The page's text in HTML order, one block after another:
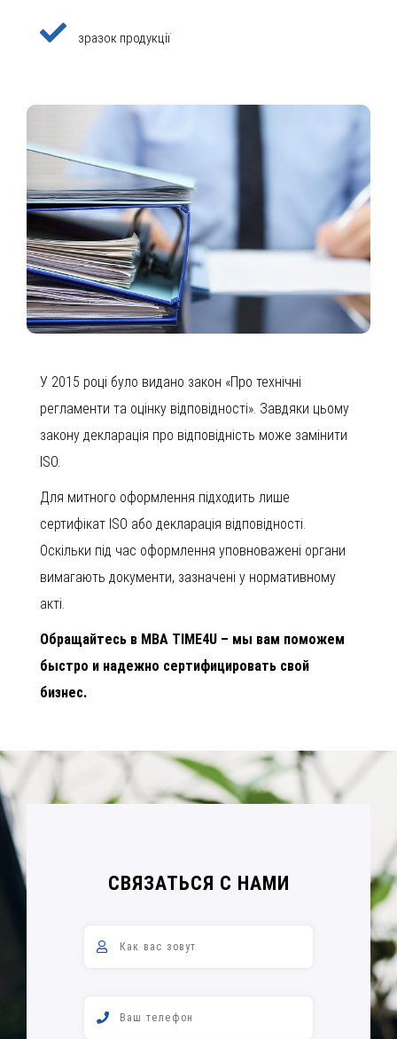
зразок продукції
У 2015 році було видано закон «Про технічні
регламенти та оцінку відповідності». Завдяки цьому
закону декларація про відповідність може замінити
ISO.
Для митного оформлення підходить лише
сертифікат ISO або декларація відповідності.
Оскільки під час оформлення уповноважені органи
вимагають документи, зазначені у нормативному
акті.
Обращайтесь в MBA TIME4U – мы вам поможем
быстро и надежно сертифицировать свой
бизнес.
СВЯЗАТЬСЯ С НАМИ